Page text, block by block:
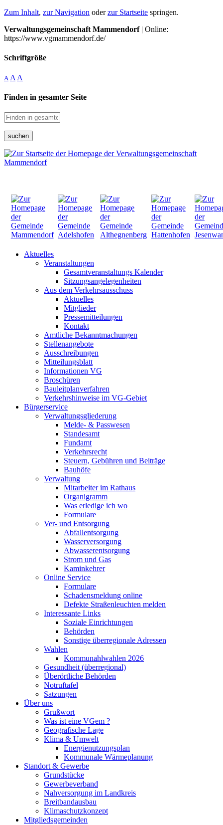
Zum Inhalt, zur Navigation oderzur Startseite springen.
Verwaltungsgemeinschaft Mammendorf| Online:
https://www.vgmammendorf.de/
Schriftgröße
A A A
Finden in gesamter Seite
suchen
Aktuelles
Veranstaltungen
Gesamtveranstaltungs Kalender
Sitzungsangelegenheiten
Aus dem Verkehrsausschuss
Aktuelles
Mitglieder
Pressemitteilungen
Kontakt
Amtliche Bekanntmachungen
Stellenangebote
Ausschreibungen
Mitteilungsblatt
Informationen VG
Broschüren
Bauleitplanverfahren
Verkehrshinweise im VG-Gebiet
Bürgerservice
Verwaltungsgliederung
Melde- & Passwesen
Standesamt
Fundamt
Verkehrsrecht
Steuern, Gebühren und Beiträge
Bauhöfe
Verwaltung
Mitarbeiter im Rathaus
Organigramm
Was erledige ich wo
Formulare
Ver- und Entsorgung
Abfallentsorgung
Wasserversorgung
Abwasserentsorgung
Strom und Gas
Kaminkehrer
Online Service
Formulare
Schadensmeldung online
Defekte Straßenleuchten melden
Interessante Links
Soziale Einrichtungen
Behörden
Sonstige überregionale Adressen
Wahlen
Kommunahlwahlen 2026
Gesundheit (überregional)
Überörtliche Behörden
Notruftafel
Satzungen
Über uns
Grußwort
Was ist eine VGem ?
Geografische Lage
Klima & Umwelt
Energienutzungsplan
Kommunale Wärmeplanung
Standort & Gewerbe
Grundstücke
Gewerbeverband
Nahversorgung im Landkreis
Breitbandausbau
Klimaschutzkonzept
Mitgliedsgemeinden